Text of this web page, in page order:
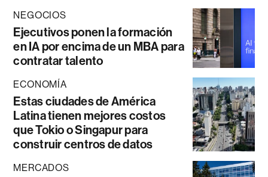
NEGOCIOS
Ejecutivos ponen la formación
en IA por encima de un MBA para
contratar talento
ECONOMÍA
Estas ciudades de América
Latina tienen mejores costos
que Tokio o Singapur para
construir centros de datos
MERCADOS